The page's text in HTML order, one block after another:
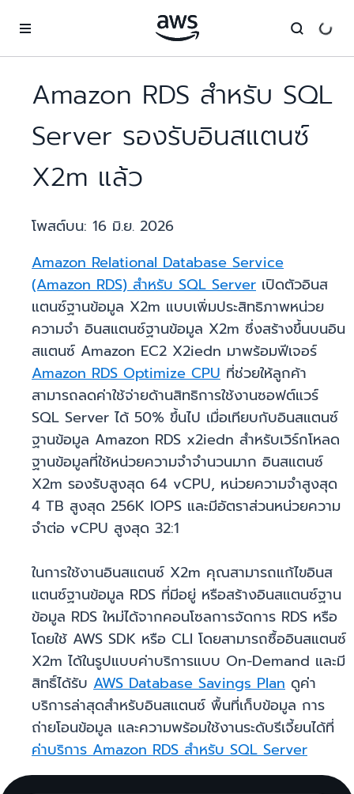
Amazon RDS สำหรับ SQL
Server รองรับอินสแตนซ์
X2m แล้ว
โพสต์บน: 16 มิ.ย. 2026
Amazon Relational Database Service
(Amazon RDS) สำหรับ SQL Server เปิดตัวอินส
แตนซ์ฐานข้อมูล X2m แบบเพิ่มประสิทธิภาพหน่วย
ความจำ อินสแตนซ์ฐานข้อมูล X2m ซึ่งสร้างขึ้นบนอิน
สแตนซ์ Amazon EC2 X2iedn มาพร้อมฟีเจอร์
Amazon RDS Optimize CPU ที่ช่วยให้ลูกค้า
สามารถลดค่าใช้จ่ายด้านสิทธิการใช้งานซอฟต์แวร์
SQL Server ได้ 50% ขึ้นไป เมื่อเทียบกับอินสแตนซ์
ฐานข้อมูล Amazon RDS x2iedn สำหรับเวิร์กโหลด
ฐานข้อมูลที่ใช้หน่วยความจำจำนวนมาก อินสแตนซ์
X2m รองรับสูงสุด 64 vCPU, หน่วยความจำสูงสุด
4 TB สูงสุด 256K IOPS และมีอัตราส่วนหน่วยความ
จำต่อ vCPU สูงสุด 32:1
ในการใช้งานอินสแตนซ์ X2m คุณสามารถแก้ไขอินส
แตนซ์ฐานข้อมูล RDS ที่มีอยู่ หรือสร้างอินสแตนซ์ฐาน
ข้อมูล RDS ใหม่ได้จากคอนโซลการจัดการ RDS หรือ
โดยใช้ AWS SDK หรือ CLI โดยสามารถซื้ออินสแตนซ์
X2m ได้ในรูปแบบค่าบริการแบบ On-Demand และมี
สิทธิ์ได้รับ AWS Database Savings Plan ดูค่า
บริการล่าสุดสำหรับอินสแตนซ์ พื้นที่เก็บข้อมูล การ
ถ่ายโอนข้อมูล และความพร้อมใช้งานระดับรีเจี้ยนได้ที่
ค่าบริการ Amazon RDS สำหรับ SQL Server